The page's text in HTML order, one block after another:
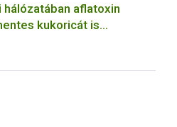
aflatoxin
kukoricát is